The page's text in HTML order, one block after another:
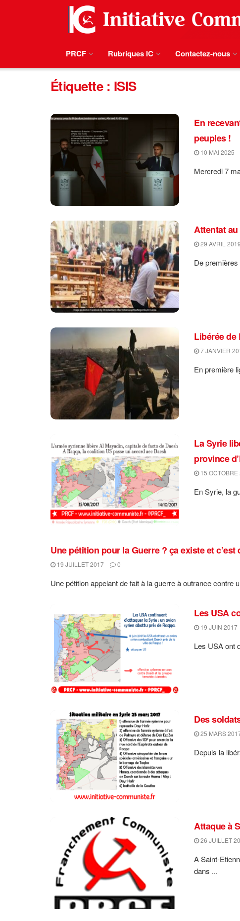
PRCF Rubriques IC Contactez-nous
Étiquette : ISIS
En
peuples !
10 MAI 2025
Mercredi 7
Attentat
29 AVRIL 2019
De
Libérée de
7 JANVIER
En première
La Syrie
province
15 OCTOBRE
En Syrie, la
Une pétition pour la Guerre ? ça existe et
19 JUILLET 2017 0
Une pétition appelant de fait à la guerre à outrance
Les USA
19 JUIN 2017
Les USA ont
Des
25 MARS
Depuis la
Attaque à
26 JUILLET
A Saint-
dans ...